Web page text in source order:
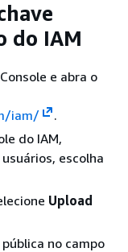
do IAM
e abra o
iam/
.
do IAM,
escolha
Upload
no campo